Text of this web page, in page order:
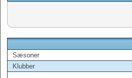
Sæsoner
Klubber